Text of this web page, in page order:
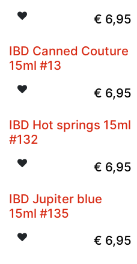
€ 6,95
IBD Canned Couture
15ml #13
€ 6,95
IBD Hot springs 15ml
#132
€ 6,95
IBD Jupiter blue
15ml #135
€ 6,95